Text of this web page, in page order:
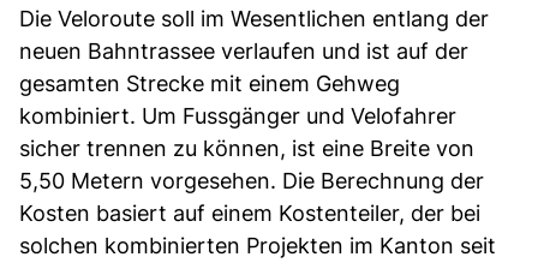
Die Veloroute soll im Wesentlichen entlang der
neuen Bahntrassee verlaufen und ist auf der
gesamten Strecke mit einem Gehweg
kombiniert. Um Fussgänger und Velofahrer
sicher trennen zu können, ist eine Breite von
5,50 Metern vorgesehen. Die Berechnung der
Kosten basiert auf einem Kostenteiler, der bei
solchen kombinierten Projekten im Kanton seit